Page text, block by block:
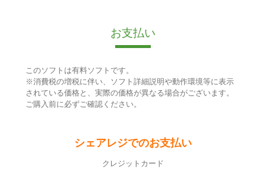
お支払い
このソフトは有料ソフトです。
※消費税の増税に伴い、ソフト詳細説明や動作環境等に表示
されている価格と、実際の価格が異なる場合がございます。
ご購入前に必ずご確認ください。
シェアレジでのお支払い
クレジットカード